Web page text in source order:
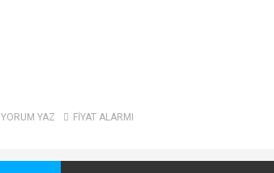
YORUM YAZ FİYAT ALARMI